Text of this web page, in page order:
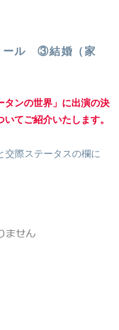
ール ③結婚（家
タンの世界」に出演の決
てご紹介いたします。
交際ステータスの欄に